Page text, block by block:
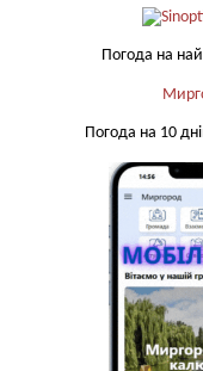
Погода на
Погода на 10